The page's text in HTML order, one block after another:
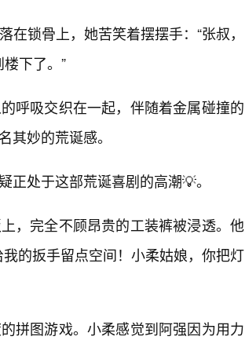
锁骨上，她苦笑着摆摆手：“张叔，
下了。”
呼吸交织在一起，伴随着金属碰撞的
其妙的荒诞感。
处于这部荒诞喜剧的高潮💡。
，完全不顾昂贵的工装裤被浸透。他
的扳手留点空间！小柔姑娘，你把灯
拼图游戏。小柔感觉到阿强因为用力